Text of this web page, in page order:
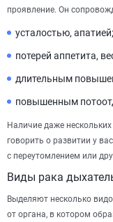
проявление. Он
усталостью, апатией;
потерей аппетита,
длительным
повышенным
Наличие даже
говорить о развитии у
с переутомлением или
Виды рака
Выделяют несколько
от органа, в котором